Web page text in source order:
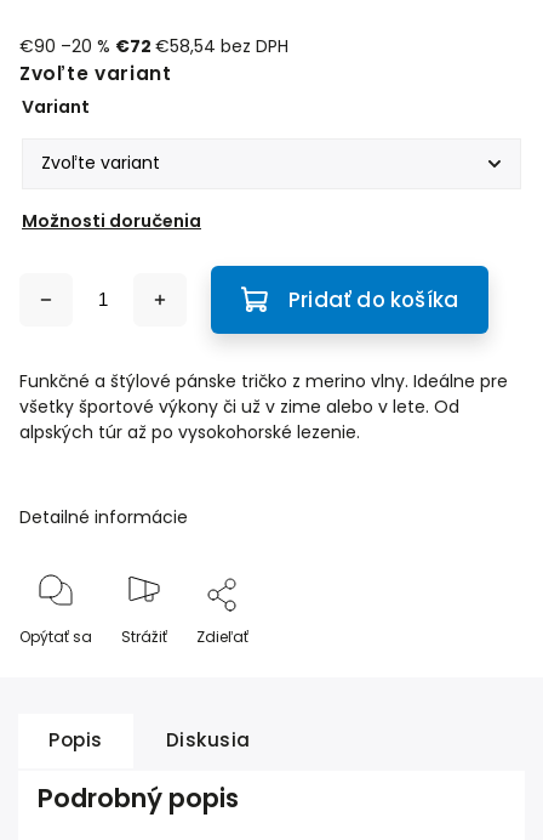
€90 –20 % €72 €58,54 bez DPH
Zvoľte variant
Variant
Možnosti doručenia
Pridať do košíka
Funkčné a štýlové pánske tričko z merino vlny. Ideálne pre
všetky športové výkony či už v zime alebo v lete. Od
alpských túr až po vysokohorské lezenie.
Detailné informácie
Opýtať sa Strážiť Zdieľať
Popis Diskusia
Podrobný popis